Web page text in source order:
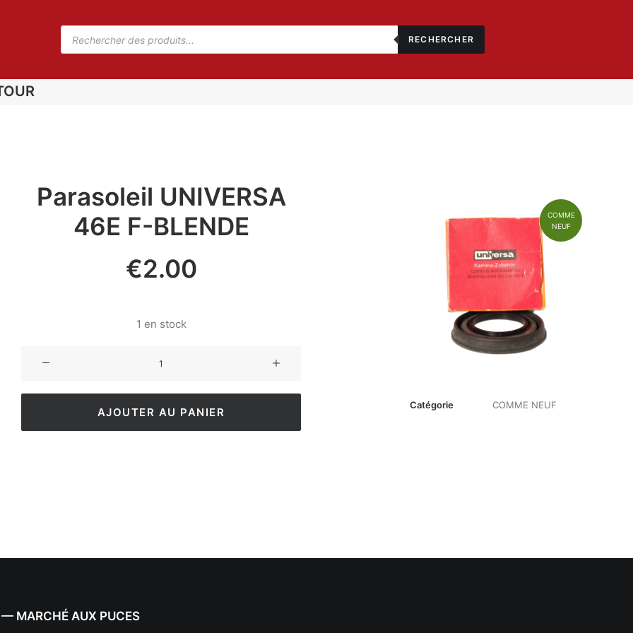
RECHERCHER
Parasoleil UNIVERSA
46E F-BLENDE
€2.00
1 en stock
AJOUTER AU PANIER
COMME
NEUF
Catégorie COMME NEUF
— MARCHÉ AUX PUCES